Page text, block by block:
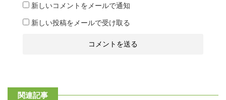
新しいコメントをメールで通知
新しい投稿をメールで受け取る
関連記事